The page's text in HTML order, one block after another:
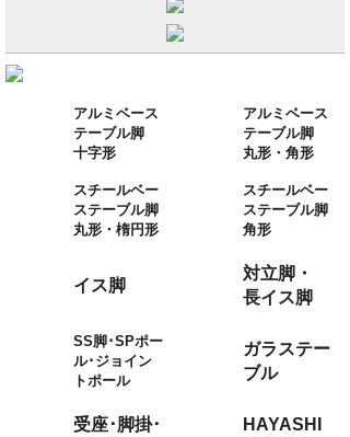
アルミベース
テーブル脚
十字形
アルミベース
テーブル脚
丸形・角形
スチールベー
ステーブル脚
丸形・楕円形
スチールベー
ステーブル脚
角形
イス脚
対立脚・
長イス脚
SS脚･SPポー
ル･ジョイン
トポール
ガラステー
ブル
受座･脚掛･
HAYASHI